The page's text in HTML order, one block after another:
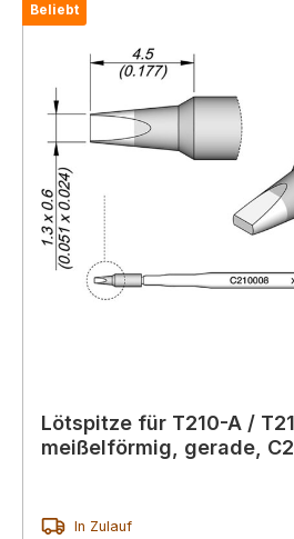
Beliebt
Lötspitze für T210-A /
meißelförmig, gerade,
In Zulauf